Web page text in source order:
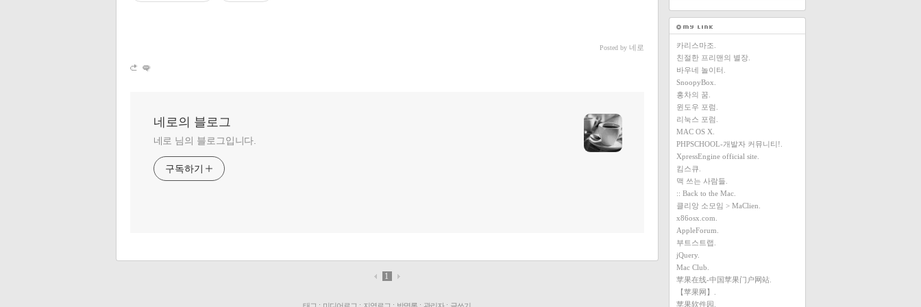
Posted by네로
네로의 블로그
네로 님의 블로그입니다.
구독하기
1
카리스마조.
친절한 프리맨의 별장.
바우네 놀이터.
SnoopyBox.
홍차의 꿈.
윈도우 포럼.
리눅스 포럼.
MAC OS X.
PHPSCHOOL-개발자 커뮤니티!.
XpressEngine official site.
킴스큐.
맥 쓰는 사람들.
:: Back to the Mac.
클리앙 소모임 > MaClien.
x86osx.com.
AppleForum.
부트스트랩.
jQuery.
Mac Club.
苹果在线-中国苹果门户网站.
【苹果网】.
苹果软件园.